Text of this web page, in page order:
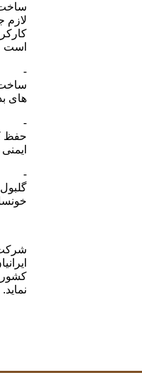
ساخت
است
-
ساخت
های
-
حفظ
-
کشور
نماید.